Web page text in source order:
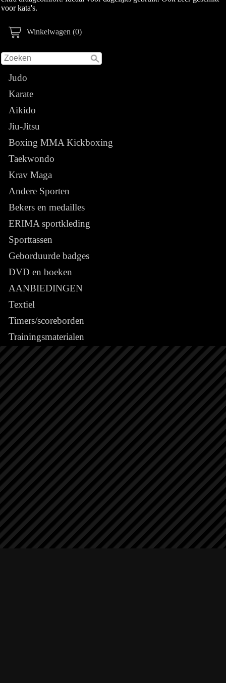
Winkelwagen (0)
Judo
Karate
Aikido
Jiu-Jitsu
Boxing MMA Kickboxing
Taekwondo
Krav Maga
Andere Sporten
Bekers en medailles
ERIMA sportkleding
Sporttassen
Geborduurde badges
DVD en boeken
AANBIEDINGEN
Textiel
Timers/scoreborden
Trainingsmaterialen
voor kata's.